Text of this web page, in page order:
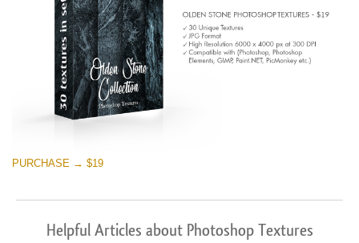
PURCHASE → $19
Helpful Articles about Photoshop Textures